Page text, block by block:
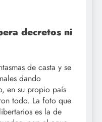
decretos ni
de casta y se
dando
en su propio país
todo. La foto que
es la de